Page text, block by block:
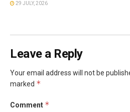
29 JULY, 2026
Leave a Reply
Your email address will not be
marked *
Comment *